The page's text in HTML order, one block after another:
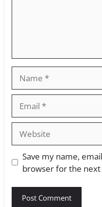
Save my name,
browser for the